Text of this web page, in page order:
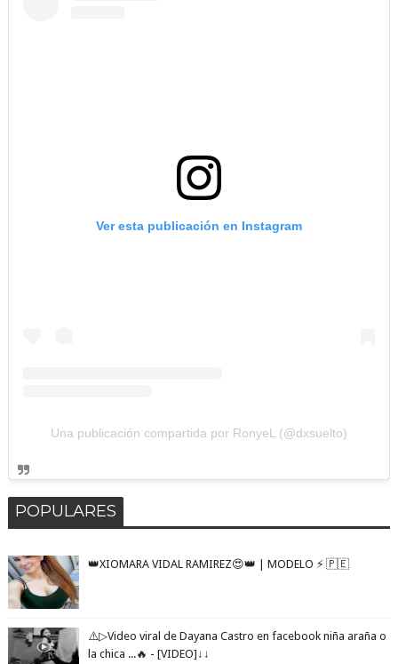
Ver esta publicación en Instagram
Una publicación compartida por RonyeL (@dxsuelto)
POPULARES
👑XIOMARA VIDAL RAMIREZ😍👑 | MODELO ⚡️ 🇵🇪
⚠️▷Video viral de Dayana Castro en facebook niña araña o
la chica ...🔥 - [VIDEO]↓↓